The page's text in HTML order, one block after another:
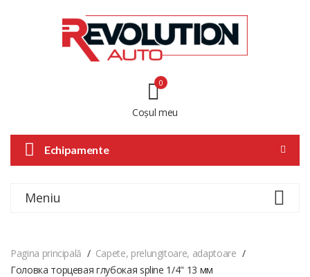
Coșul meu
0
Echipamente
Meniu
Pagina principală
Capete, prelungitoare, adaptoare
Головка торцевая глубокая spline 1/4" 13 мм